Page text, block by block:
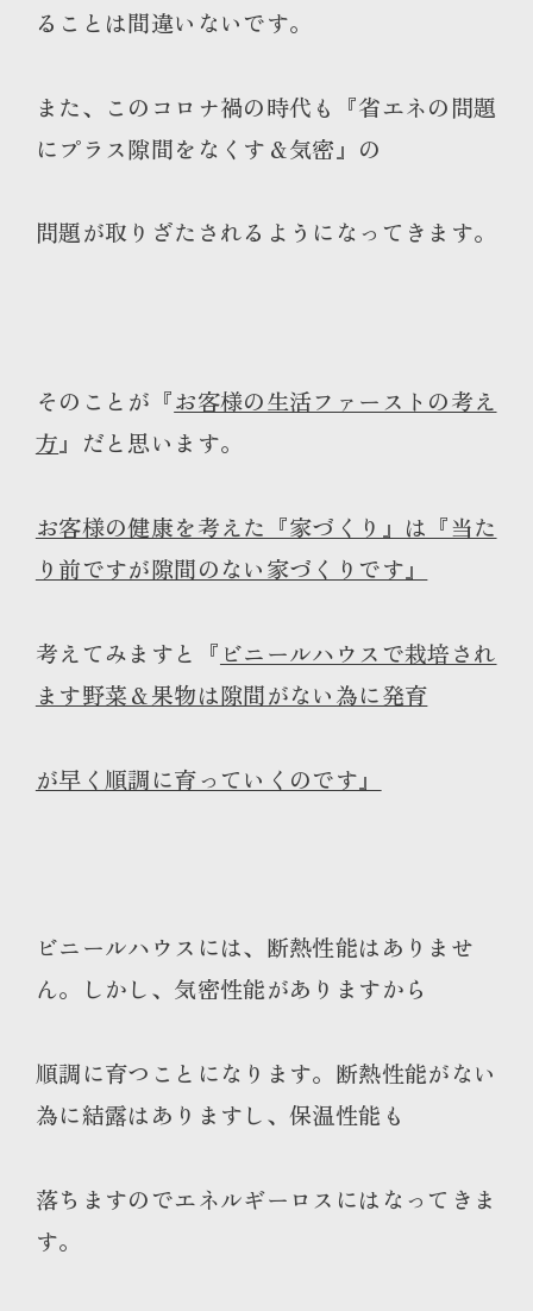
ることは間違いないです。
また、このコロナ禍の時代も『省エネの問題
にプラス隙間をなくす＆気密』の
問題が取りざたされるようになってきます。
そのことが『お客様の生活ファーストの考え
方』だと思います。
お客様の健康を考えた『家づくり』は『当た
り前ですが隙間のない家づくりです』
考えてみますと『 ビニールハウスで栽培され
ます野菜＆果物は隙間がない為に発育
が早く順調に育っていくのです』
ビニールハウスには、断熱性能はありませ
ん。しかし、気密性能がありますから
順調に育つことになります。断熱性能がない
為に結露はありますし、保温性能も
落ちますのでエネルギーロスにはなってきま
す。